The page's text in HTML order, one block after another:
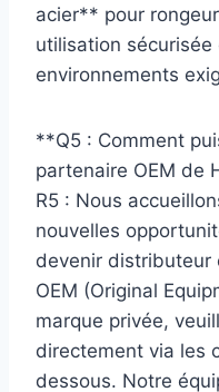
acier** pour
utilisation
environnements
**Q5 : Comment
partenaire OEM de
R5 : Nous
nouvelles
devenir distributeur
OEM (Original
marque privée,
directement via les
dessous. Notre